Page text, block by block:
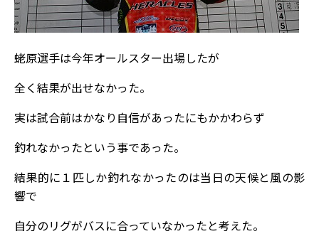
蛯原選手は今年オールスター出場したが
全く結果が出せなかった。
実は試合前はかなり自信があったにもかかわらず
釣れなかったという事であった。
結果的に１匹しか釣れなかったのは当日の天候と風の影
響で
自分のリグがバスに合っていなかったと考えた。